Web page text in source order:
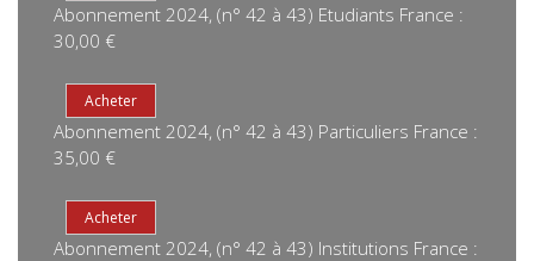
Abonnement 2024, (n° 42 à 43) Etudiants France :
30,00 €
Abonnement 2024, (n° 42 à 43) Particuliers France :
35,00 €
Abonnement 2024, (n° 42 à 43) Institutions France :